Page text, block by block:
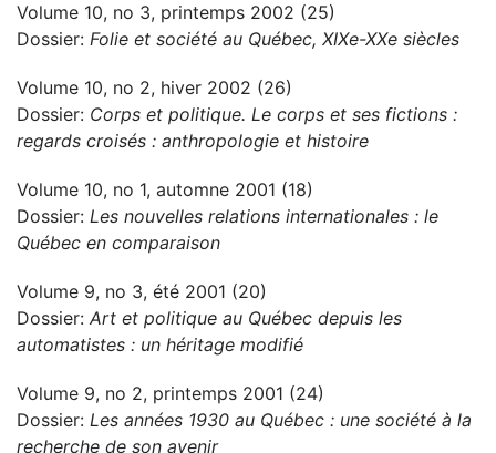
Volume 10, no 3, printemps 2002 (25)
Dossier: Folie et société au Québec, XIXe-XXe siècles
Volume 10, no 2, hiver 2002 (26)
Dossier: Corps et politique. Le corps et ses fictions :
regards croisés : anthropologie et histoire
Volume 10, no 1, automne 2001 (18)
Dossier: Les nouvelles relations internationales : le
Québec en comparaison
Volume 9, no 3, été 2001 (20)
Dossier: Art et politique au Québec depuis les
automatistes : un héritage modifié
Volume 9, no 2, printemps 2001 (24)
Dossier: Les années 1930 au Québec : une société à la
recherche de son avenir